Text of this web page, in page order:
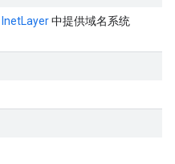
InetLayer中提供域名系统